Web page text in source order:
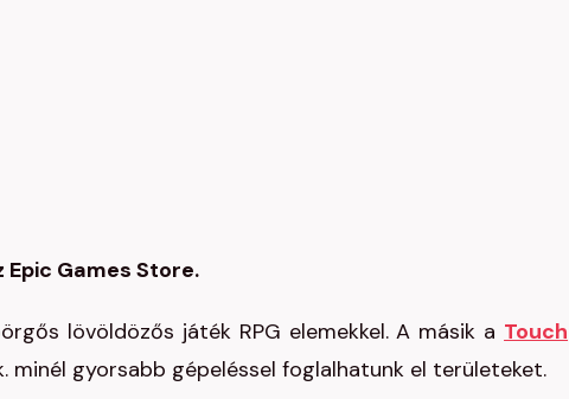
Games Store.
lövöldözős játék RPG elemekkel. A másik a Touch
minél gyorsabb gépeléssel foglalhatunk el területeket.